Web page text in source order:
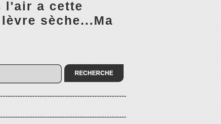
l'air a cette
sèche...Ma